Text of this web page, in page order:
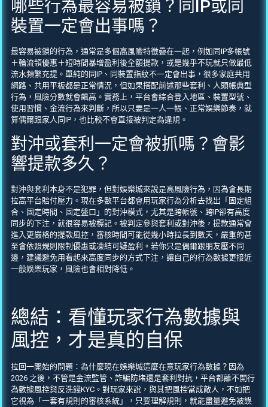
哪些行為最容易被鎖？同IP或同
裝置一定會出事嗎？
最容易被鎖的行為，通常是多個高風險特徵疊在一起，例如同IP多帳號
＋輪流領優惠＋短時間暴增盈利後全額提款，或是幾乎不玩就只做最低
流水頻繁充提。單純的同IP、同裝置指紋不一定會出事，很多家庭共用
網路、共用平板都是正常情況，但如果搭配前述那些套利、人頭帳典型
行為，風險分數就會飆高。實務上，平台會綜合登入地區、裝置型號、
使用習慣、金流行為來判斷，所以只要是一人一帳、正常娛樂節奏，就
算偶爾跟家人同IP，也比較不會直接被判定為違規。
對沖或套利一定會被抓嗎？會影
響提款多久？
對沖與套利本身不是犯罪，但對娛樂城來說是高風險行為，因為會長期
拉高平台賠付壓力。現在多數平台都會用玩家行為分析去找出「固定組
合、固定時間、固定盤口」的對沖模式，尤其是跨帳號、跨IP卻有高度
同步的下注，就很容易被標記。被判定參與套利或對沖後，提款通常會
進入更嚴格的提款風控，審核時間可能從幾小時拉長到數天，嚴重的甚
至會依照規則限制優惠或凍結可疑盈利。若你只是偶爾跟朋友壓不同
邊，建議避免用看起來高度同步的方式下注，讓自己的行為數據更接近
一般娛樂玩家，風險也會相對降低。
總結：看懂玩家行為數據與
風控，才是真的自保
拉回一開始的問題：為什麼現在娛樂城這麼在意玩家行為數據？因為
2026 之後，不管是金流監管、詐騙防堵還是套利對抗，平台都離不開行
為數據風控與反洗錢KYC。對玩家來說，與其把風控當成敵人，不如把
它視為「一套有規則的審核系統」，只要理解規則，就能盡量避免被誤